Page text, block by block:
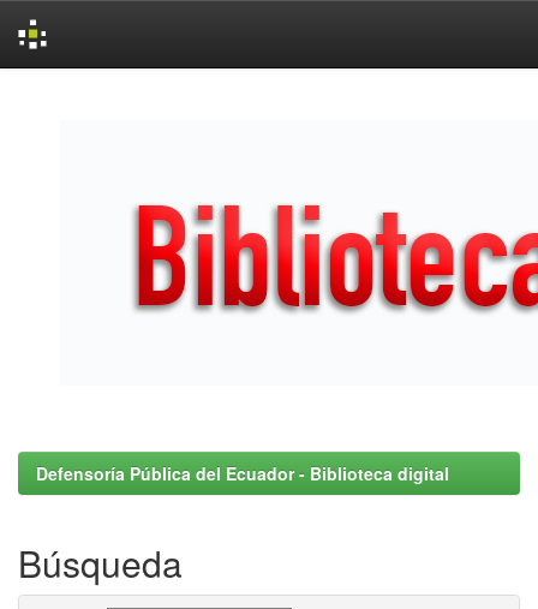
Defensoría Pública del Ecuador - Biblioteca digital
Búsqueda